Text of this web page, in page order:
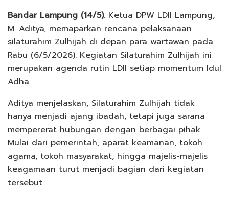
Bandar Lampung (14/5).Ketua DPW LDII Lampung,
M. Aditya, memaparkan rencana pelaksanaan
silaturahim Zulhijah di depan para wartawan pada
Rabu (6/5/2026). Kegiatan Silaturahim Zulhijah ini
merupakan agenda rutin LDII setiap momentum Idul
Adha.
Aditya menjelaskan, Silaturahim Zulhijah tidak
hanya menjadi ajang ibadah, tetapi juga sarana
mempererat hubungan dengan berbagai pihak.
Mulai dari pemerintah, aparat keamanan, tokoh
agama, tokoh masyarakat, hingga majelis-majelis
keagamaan turut menjadi bagian dari kegiatan
tersebut.